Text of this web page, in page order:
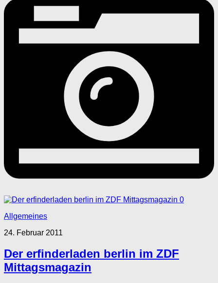
0
Allgemeines
24. Februar 2011
Der erfinderladen berlin im ZDF
Mittagsmagazin